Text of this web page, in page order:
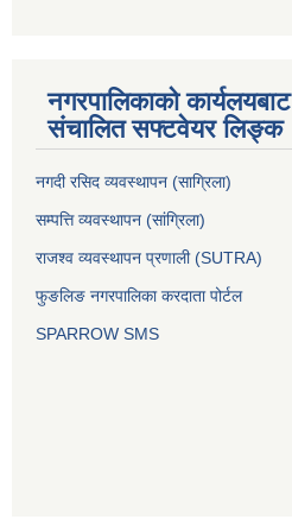
नगरपालिकाको कार्यलयबाट
संचालित सफ्टवेयर लिङ्क
नगदी रसिद व्यवस्थापन (साग्रिला)
सम्पत्ति व्यवस्थापन (सांग्रिला)
राजश्व व्यवस्थापन प्रणाली (SUTRA)
फुङलिङ नगरपालिका करदाता पोर्टल
SPARROW SMS